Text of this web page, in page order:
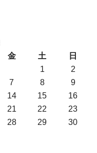
金 土
日
1
2
7 8
9
14 15
16
21 22
23
28 29
30